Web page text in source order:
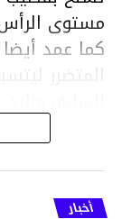
مستوى
كما عمد
المتضرر
هذا وقد
هلال في
والقبض
ما نُسبه إليه.
أخبار